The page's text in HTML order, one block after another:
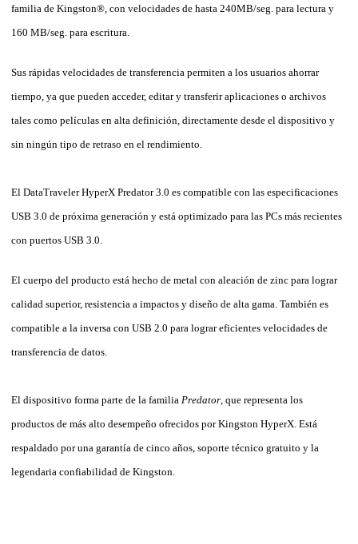
familia de Kingston®, con velocidades de hasta 240MB/seg. para lectura y
160 MB/seg. para escritura.
Sus rápidas velocidades de transferencia permiten a los usuarios ahorrar
tiempo, ya que pueden acceder, editar y transferir aplicaciones o archivos
tales como películas en alta definición, directamente desde el dispositivo y
sin ningún tipo de retraso en el rendimiento.
El DataTraveler HyperX Predator 3.0 es compatible con las especificaciones
USB 3.0 de próxima generación y está optimizado para las PCs más recientes
con puertos USB 3.0.
El cuerpo del producto está hecho de metal con aleación de zinc para lograr
calidad superior, resistencia a impactos y diseño de alta gama. También es
compatible a la inversa con USB 2.0 para lograr eficientes velocidades de
transferencia de datos.
El dispositivo forma parte de la familia Predator , que representa los
productos de más alto desempeño ofrecidos por Kingston HyperX. Está
respaldado por una garantía de cinco años, soporte técnico gratuito y la
legendaria confiabilidad de Kingston.